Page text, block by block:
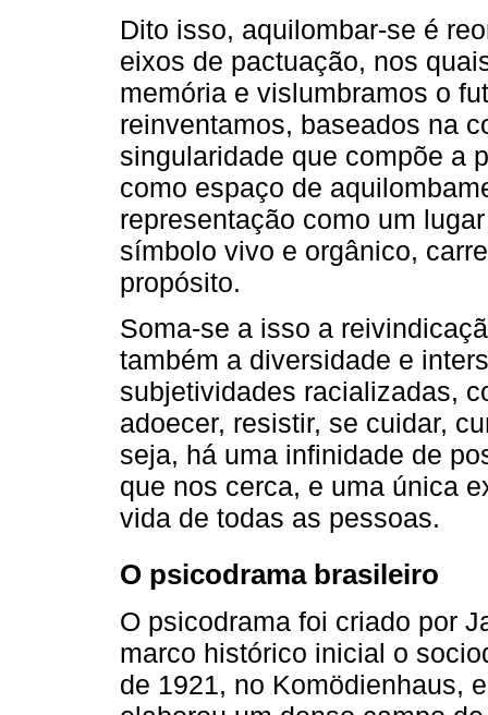
Dito isso, aquilombar-se é
eixos de pactuação, nos
memória e vislumbramos o
reinventamos, baseados na
singularidade que compõe a
como espaço de
representação como um
símbolo vivo e orgânico,
propósito.
Soma-se a isso a
também a diversidade e
subjetividades racializadas,
adoecer, resistir, se cuidar,
seja, há uma infinidade de
que nos cerca, e uma única
vida de todas as pessoas.
O psicodrama brasileiro
O psicodrama foi criado por
marco histórico inicial o
de 1921, no Komödienhaus,